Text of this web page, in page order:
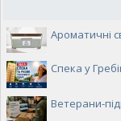
Ароматичні
Спека у
Ветерани-